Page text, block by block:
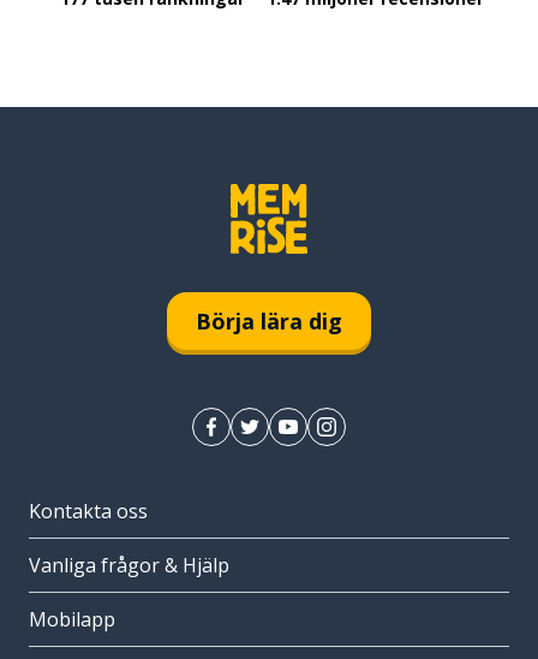
Börja lära dig
Kontakta oss
Vanliga frågor & Hjälp
Mobilapp